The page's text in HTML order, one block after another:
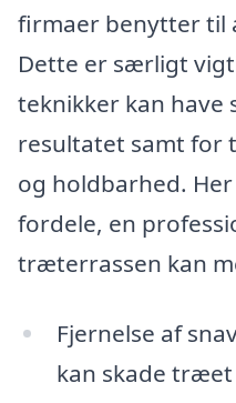
firmaer benytter til
Dette er særligt
teknikker kan
resultatet samt for
og holdbarhed.
fordele, en
træterrassen kan
Fjernelse af
kan skade